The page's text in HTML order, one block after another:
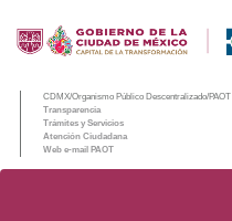
CDMX/Organismo Público Descentralizado/PAOT
Transparencia
Trámites y Servicios
Atención Ciudadana
Web e-mail PAOT